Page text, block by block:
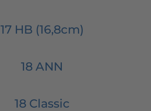
17 HB (16,8cm)
18 ANN
18 Classic